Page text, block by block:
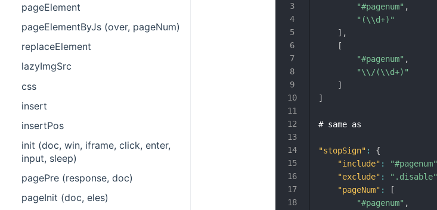
pageElement
pageElementByJs (over, pageNum)
replaceElement
lazyImgSrc
css
insert
insertPos
init (doc, win, iframe, click, enter,
input, sleep)
pagePre (response, doc)
pageInit (doc, eles)
"#pagenum" ,
"(\\d+)"
] ,
[
"#pagenum" ,
"\\/(\\d+)"
]
]
# same as
"stopSign" :
{
"include" : "#pagenum"
"exclude" : ".disable"
"pageNum" :
[
"#pagenum" ,